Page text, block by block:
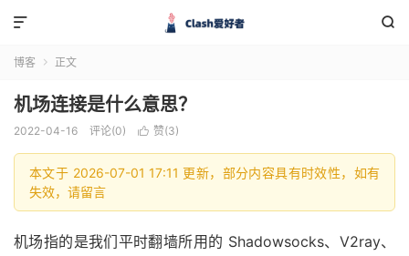


博客  正文
机场连接是什么意思？
2022-04-16 评论(0)  赞(3)
本文于 2026-07-01 17:11 更新，部分内容具有时效性，如有
失效，请留言
机场指的是我们平时翻墙所用的 Shadowsocks、V2ray、